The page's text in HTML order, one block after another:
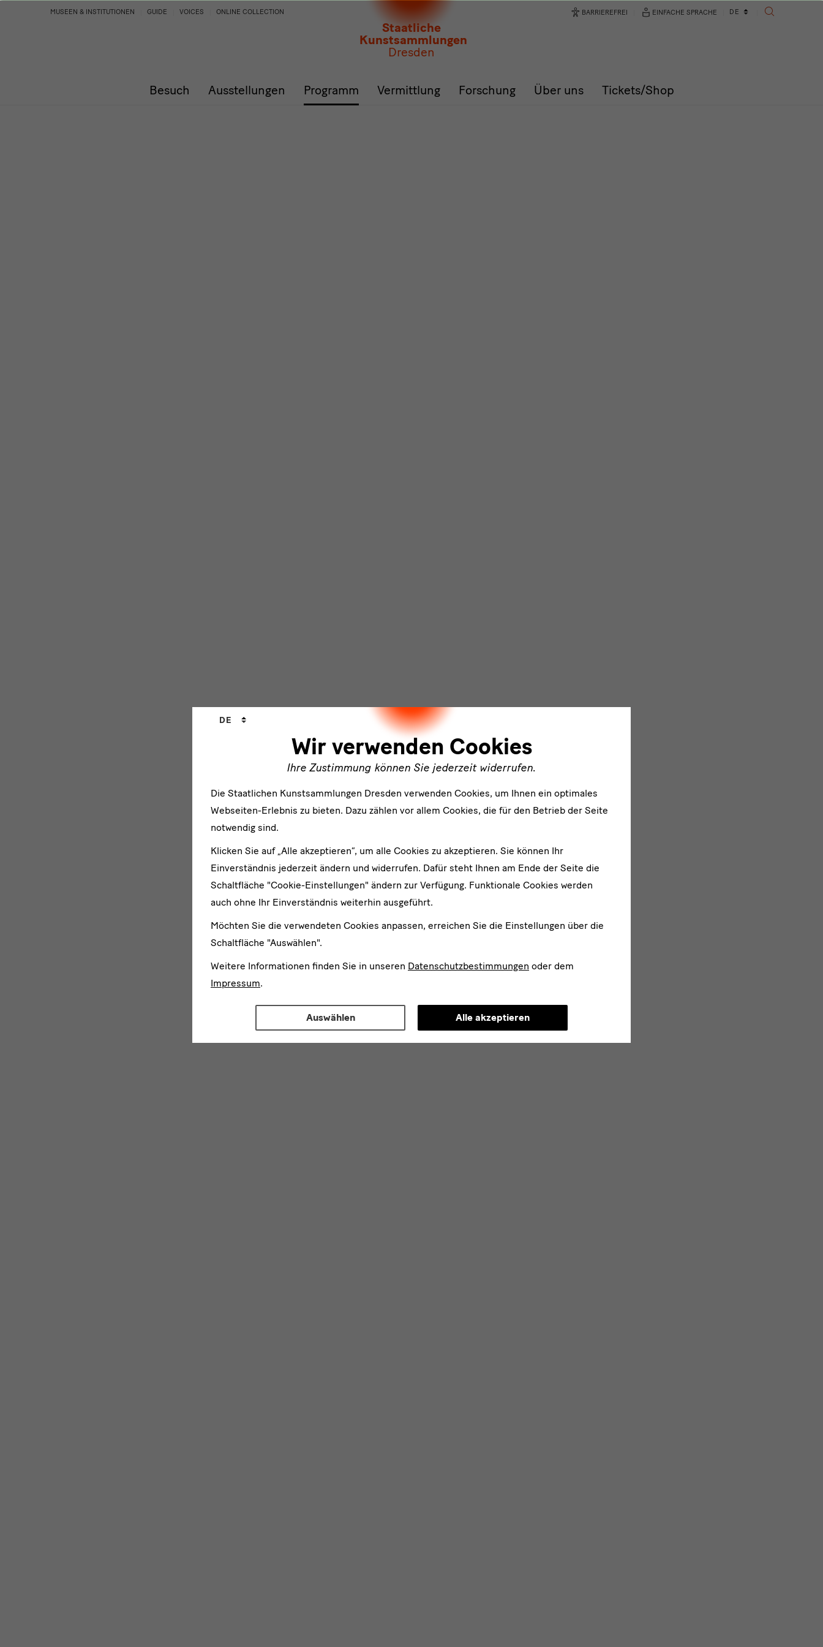
Staatliche
Kunstsammlungen
Dresden
Programm
Besuch Ausstellungen Programm Vermittlung Forschung Über uns Tickets/Shop
MUSEEN & INSTITUTIONEN GUIDE VOICES ONLINE COLLECTION BARRIEREFREI EINFACHE SPRACHE
Sprachwechsler
DE
SUCHE
Wir verwenden Cookies
Ihre Zustimmung können Sie jederzeit widerrufen.
Sprachwechsler
DE
Die Staatlichen Kunstsammlungen Dresden verwenden Cookies, um Ihnen ein optimales
Webseiten-Erlebnis zu bieten. Dazu zählen vor allem Cookies, die für den Betrieb der Seite
notwendig sind.
Klicken Sie auf „Alle akzeptieren“, um alle Cookies zu akzeptieren. Sie können Ihr
Einverständnis jederzeit ändern und widerrufen. Dafür steht Ihnen am Ende der Seite die
Schaltfläche "Cookie-Einstellungen" ändern zur Verfügung. Funktionale Cookies werden
auch ohne Ihr Einverständnis weiterhin ausgeführt.
Möchten Sie die verwendeten Cookies anpassen, erreichen Sie die Einstellungen über die
Schaltfläche "Auswählen".
Weitere Informationen finden Sie in unseren Datenschutzbestimmungen oder dem
Impressum.
Auswählen Alle akzeptieren